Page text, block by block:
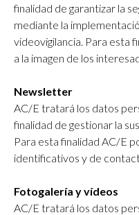
finalidad de garantizar la
mediante la
videovigilancia. Para esta
a la imagen de los
Newsletter
AC/E tratará los datos
finalidad de gestionar la
Para esta finalidad AC/E
identificativos y de
Fotogalería y vídeos
AC/E tratará los datos